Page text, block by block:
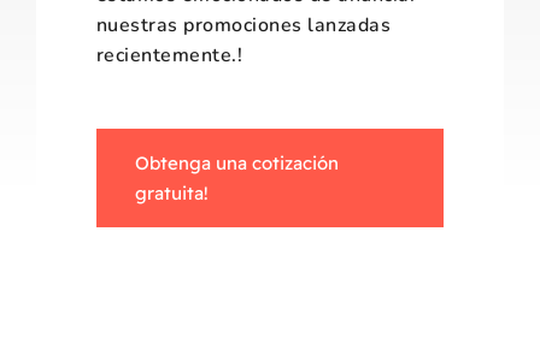
nuestras promociones lanzadas
recientemente.!
Obtenga una cotización
gratuita!